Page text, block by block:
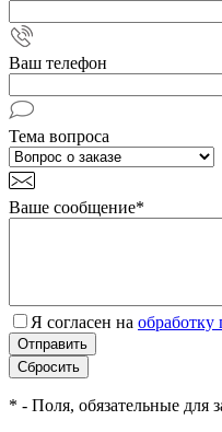
Ваш телефон
Тема вопроса
Ваше сообщение*
Я согласен на
* - Поля, обязательные для